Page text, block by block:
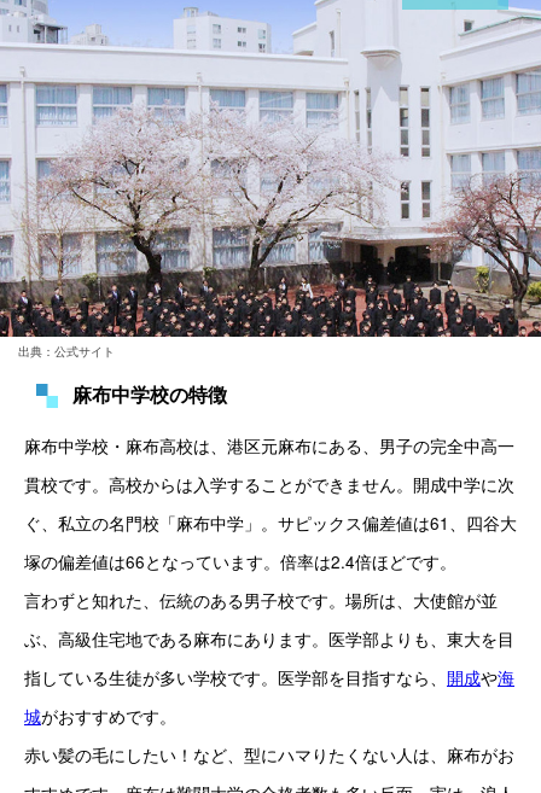
出典：公式サイト
麻布中学校の特徴
麻布中学校・麻布高校は、港区元麻布にある、男子の完全中高一
貫校です。高校からは入学することができません。 開成中学に次
ぐ、私立の名門校「麻布中学」。サピックス偏差値は61、四谷大
塚の偏差値は66となっています。倍率は2.4倍ほどです。
言わずと知れた、伝統のある男子校です。場所は、大使館が並
ぶ、高級住宅地である麻布にあります。医学部よりも、東大を目
指している生徒が多い学校です。医学部を目指すなら、 開成や海
城がおすすめです。
赤い髪の毛にしたい！など、型にハマりたくない人は、麻布がお